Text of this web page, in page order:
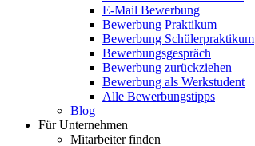
E-Mail Bewerbung
Bewerbung Praktikum
Bewerbung Schülerpraktikum
Bewerbungsgespräch
Bewerbung zurückziehen
Bewerbung als Werkstudent
Alle Bewerbungstipps
Blog
Für Unternehmen
Mitarbeiter finden